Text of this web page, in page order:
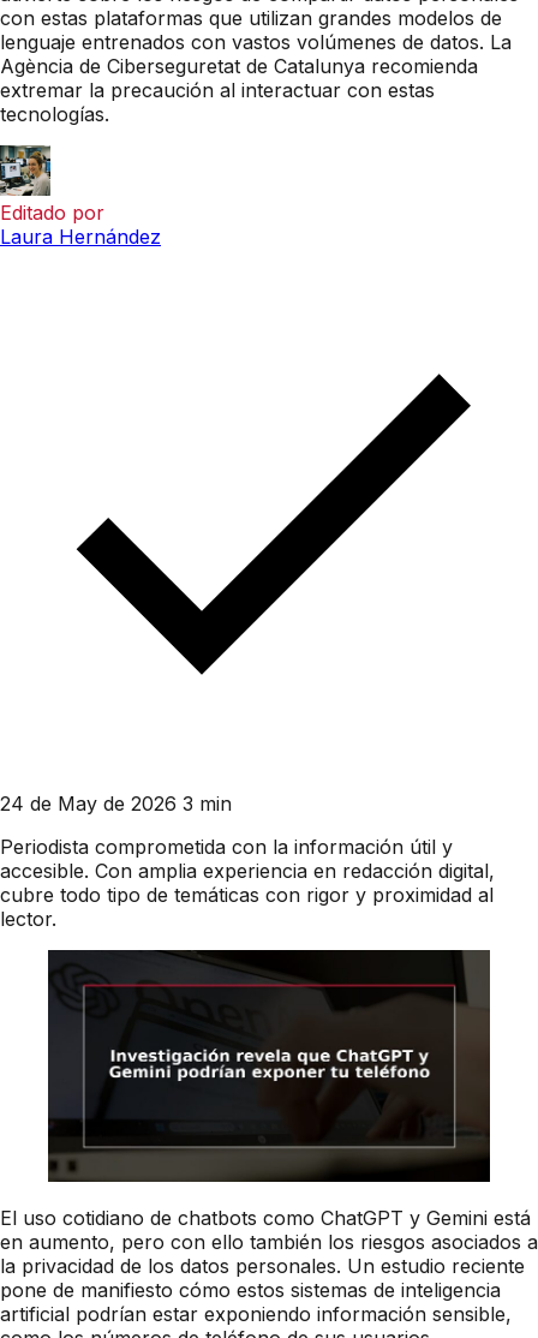
con estas plataformas que utilizan grandes modelos de
lenguaje entrenados con vastos volúmenes de datos. La
Agència de Ciberseguretat de Catalunya recomienda
extremar la precaución al interactuar con estas
tecnologías.
Editado por
Laura Hernández
24 de May de 2026 3 min
Periodista comprometida con la información útil y
accesible. Con amplia experiencia en redacción digital,
cubre todo tipo de temáticas con rigor y proximidad al
lector.
El uso cotidiano de chatbots como ChatGPT y Gemini está
en aumento, pero con ello también los riesgos asociados a
la privacidad de los datos personales. Un estudio reciente
pone de manifiesto cómo estos sistemas de inteligencia
artificial podrían estar exponiendo información sensible,